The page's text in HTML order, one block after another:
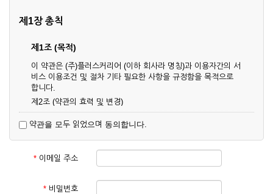
제1장 총칙
제1조 (목적)
이 약관은 (주)플러스커리어 (이하 회사라 명칭)과 이용자간의 서
비스 이용조건 및 절차 기타 필요한 사항을 규정함을 목적으로
합니다.
제2조 (약관의 효력 및 변경)
업상 중요 하거나 합리적인 사유가 발생할 경우 온라인 공사를
통하여 변경할 수 있습니다.
② 회원은 변경된 약관에 동의하지 않을 경우 서비스 이용을 중
단하고 이용계약을 해지할 수 있습니다. 약관의 효력 발생일 이
것으로 간주됩니다.
약관을 모두 읽었으며 동의합니다.
* 이메일 주소
* 비밀번호